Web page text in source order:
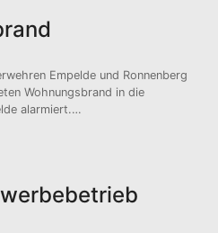
Empelde und Ronnenberg
Wohnungsbrand in die
alarmiert.…